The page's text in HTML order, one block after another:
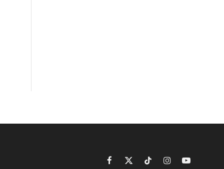
Facebook
X
TikTokInstagramYouTube